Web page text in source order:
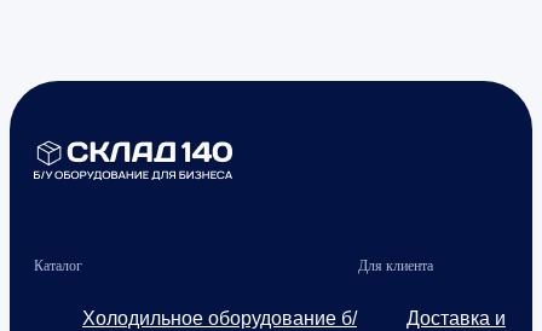
Каталог
Холодильное оборудование б/
Для клиента
Доставка и